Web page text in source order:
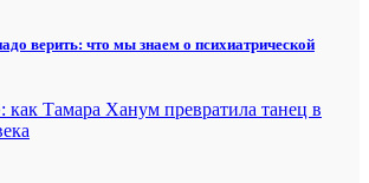
верить: что мы знаем о психиатрической